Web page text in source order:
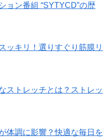
ョン番組 “SYTYCD”の歴
ッキリ！選りすぐり筋膜リ
ストレッチとは？ストレッ
体調に影響？快適な毎日を